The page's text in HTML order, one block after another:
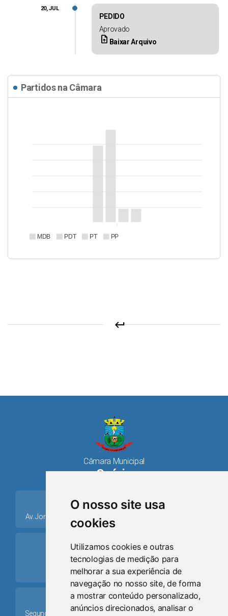
O nosso site usa
cookies
Utilizamos cookies e outras
tecnologias de medição para
melhorar a sua experiência de
navegação no nosso site, de forma
a mostrar conteúdo personalizado,
anúncios direcionados, analisar o
PEDIDO
Aprovado
upload_file Baixar Arquivo
20, JUL
Partidos na Câmara
MDB PDT PT PP
keyboard_return
Câmara Municipal
Osório
place
Av. Jorge Dariva, 1211, Centro CEP: 95520.000 - Osório/RS
ring_volume
Telefone
(51) 9 8024-0884
Schedule
Segunda-feira a Sexta-feira: 08h às 12h e das 13h30min às